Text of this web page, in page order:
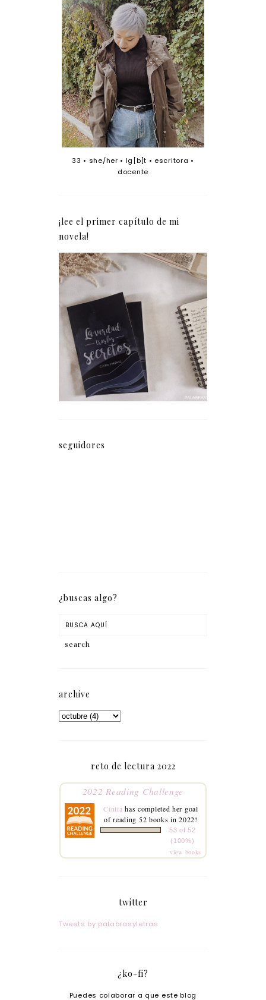
33 • she/her • lg[b]t • escritora •
docente
¡lee el primer capítulo de mi
novela!
La verdad tras los
secretos (fragmento)
seguidores
¿buscas algo?
archive
reto de lectura 2022
2022 Reading Challenge
Cintia has completed her goal
of reading 52 books in 2022!
53 of 52
(100%)
view books
twitter
Tweets by palabrasyletras
¿ko-fi?
Puedes colaborar a que este blog